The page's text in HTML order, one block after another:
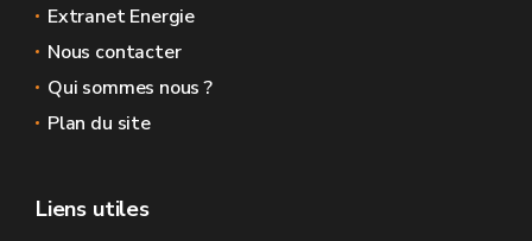
Extranet Energie
Nous contacter
Qui sommes nous ?
Plan du site
Liens utiles